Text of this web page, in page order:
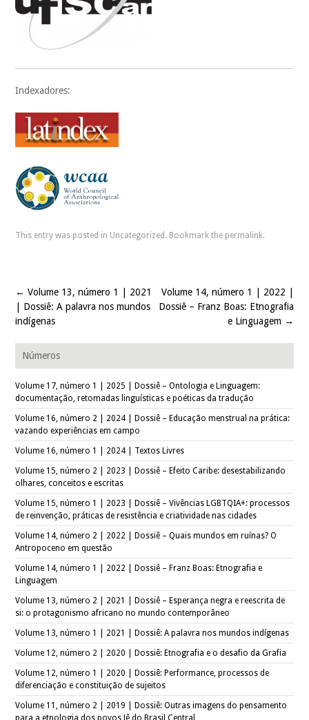
Indexadores:
This entry was posted in Uncategorized . Bookmark the permalink.
Post navigation
← Volume 13, número 1 | 2021
| Dossiê: A palavra nos mundos
indígenas
Volume 14, número 1 | 2022 |
Dossiê – Franz Boas: Etnografia
e Linguagem →
Números
Volume 17, número 1 | 2025 | Dossiê – Ontologia e Linguagem:
documentação, retomadas linguísticas e poéticas da tradução
Volume 16, número 2 | 2024 | Dossiê – Educação menstrual na prática:
vazando experiências em campo
Volume 16, número 1 | 2024 | Textos Livres
Volume 15, número 2 | 2023 | Dossiê – Efeito Caribe: desestabilizando
olhares, conceitos e escritas
Volume 15, número 1 | 2023 | Dossiê – Vivências LGBTQIA+: processos
de reinvenção, práticas de resistência e criatividade nas cidades
Volume 14, número 2 | 2022 | Dossiê – Quais mundos em ruínas? O
Antropoceno em questão
Volume 14, número 1 | 2022 | Dossiê – Franz Boas: Etnografia e
Linguagem
Volume 13, número 2 | 2021 | Dossiê – Esperança negra e reescrita de
si: o protagonismo africano no mundo contemporâneo
Volume 13, número 1 | 2021 | Dossiê: A palavra nos mundos indígenas
Volume 12, número 2 | 2020 | Dossiê: Etnografia e o desafio da Grafia
Volume 12, número 1 | 2020 | Dossiê: Performance, processos de
diferenciação e constituição de sujeitos
Volume 11, número 2 | 2019 | Dossiê: Outras imagens do pensamento
para a etnologia dos povos Jê do Brasil Central